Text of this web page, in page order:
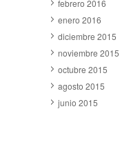
febrero 2016
enero 2016
diciembre 2015
noviembre 2015
octubre 2015
agosto 2015
junio 2015